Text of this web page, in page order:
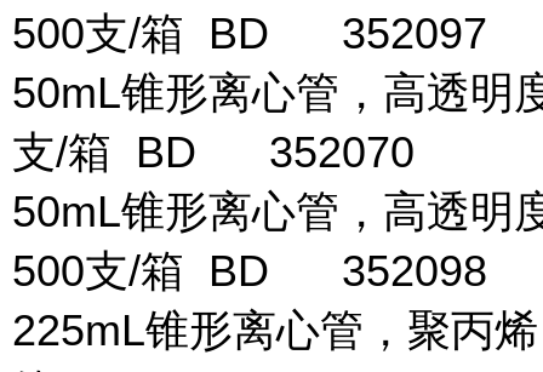
500支/箱 BD 352097
50mL锥形离心管，高透
支/箱 BD 352070
50mL锥形离心管，高透明
500支/箱 BD 352098
225mL锥形离心管，